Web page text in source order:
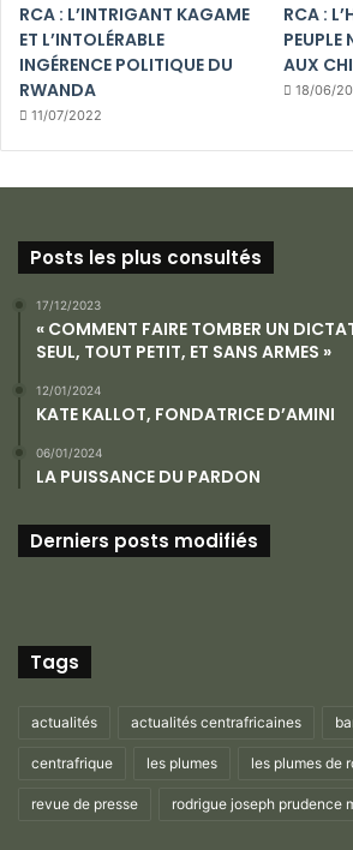
RCA : L’INTRIGANT KAGAME
ET L’INTOLÉRABLE
INGÉRENCE POLITIQUE DU
RWANDA
11/07/2022
RCA :
PEUPLE
AUX
18/06/
Posts les plus consultés
17/12/2023
« COMMENT FAIRE TOMBER UN
SEUL, TOUT PETIT, ET SANS ARMES »
12/01/2024
KATE KALLOT, FONDATRICE D’AMINI
06/01/2024
LA PUISSANCE DU PARDON
Derniers posts modifiés
Tags
actualités actualités centrafricaines
centrafrique les plumes les plumes de
revue de presse rodrigue joseph prudence